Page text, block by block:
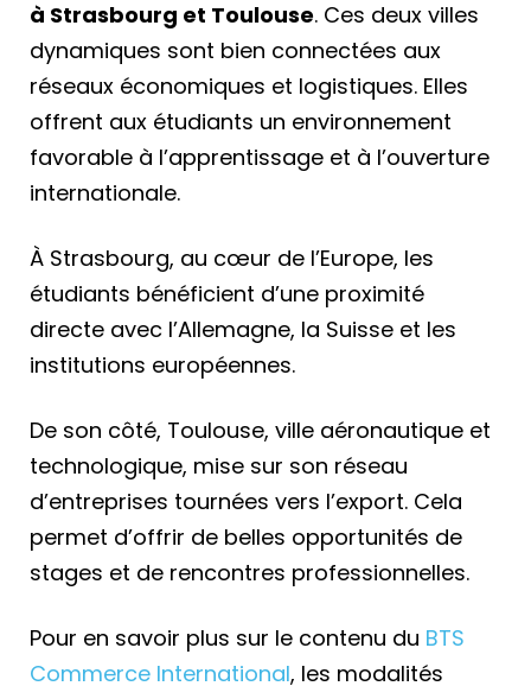
à Strasbourg et Toulouse. Ces deux villes
dynamiques sont bien connectées aux
réseaux économiques et logistiques. Elles
offrent aux étudiants un environnement
favorable à l’apprentissage et à l’ouverture
internationale.
À Strasbourg, au cœur de l’Europe, les
étudiants bénéficient d’une proximité
directe avec l’Allemagne, la Suisse et les
institutions européennes.
De son côté, Toulouse, ville aéronautique et
technologique, mise sur son réseau
d’entreprises tournées vers l’export. Cela
permet d’offrir de belles opportunités de
stages et de rencontres professionnelles.
Pour en savoir plus sur le contenu du BTS
Commerce International, les modalités